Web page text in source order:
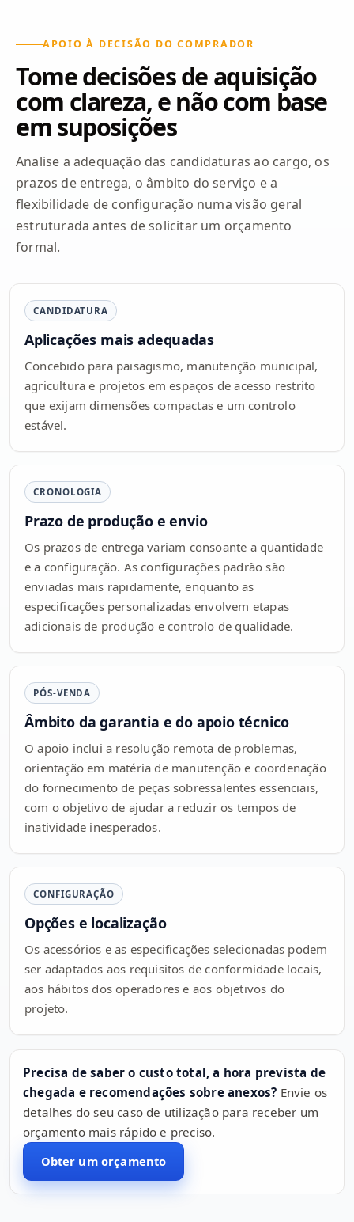
APOIO À DECISÃO DO COMPRADOR
Tome decisões de aquisição
com clareza, e não com base
em suposições
Analise a adequação das candidaturas ao cargo, os
prazos de entrega, o âmbito do serviço e a
flexibilidade de configuração numa visão geral
estruturada antes de solicitar um orçamento
formal.
CANDIDATURA
Aplicações mais adequadas
Concebido para paisagismo, manutenção municipal,
agricultura e projetos em espaços de acesso restrito
que exijam dimensões compactas e um controlo
estável.
CRONOLOGIA
Prazo de produção e envio
Os prazos de entrega variam consoante a quantidade
e a configuração. As configurações padrão são
enviadas mais rapidamente, enquanto as
especificações personalizadas envolvem etapas
adicionais de produção e controlo de qualidade.
PÓS-VENDA
Âmbito da garantia e do apoio técnico
O apoio inclui a resolução remota de problemas,
orientação em matéria de manutenção e coordenação
do fornecimento de peças sobressalentes essenciais,
com o objetivo de ajudar a reduzir os tempos de
inatividade inesperados.
CONFIGURAÇÃO
Opções e localização
Os acessórios e as especificações selecionadas podem
ser adaptados aos requisitos de conformidade locais,
aos hábitos dos operadores e aos objetivos do
projeto.
Precisa de saber o custo total, a hora prevista de
chegada e recomendações sobre anexos? Envie os
detalhes do seu caso de utilização para receber um
orçamento mais rápido e preciso.
Obter um orçamento